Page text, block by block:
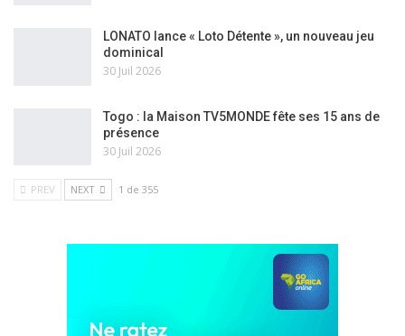
LONATO lance « Loto Détente », un nouveau jeu
dominical
30 Juil 2026
Togo : la Maison TV5MONDE fête ses 15 ans de
présence
30 Juil 2026
PREV NEXT 1 de 355